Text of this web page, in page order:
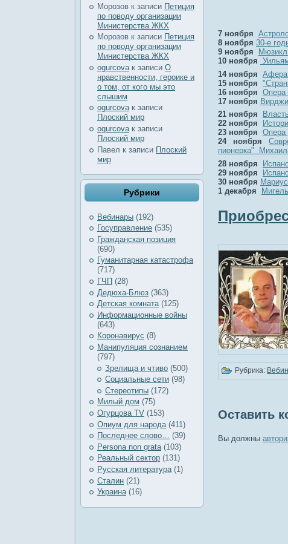
Морозов к записи Петиция
по поводу организации
Министерства ЖКХ
Морозов к записи Петиция
по поводу организации
Министерства ЖКХ
ogurcova к записи О
нравственности, героике и
о том, от кого мы это
слышим
ogurcovaк записи
Плоский мир
ogurcova к записи
Плоский мир
Павел к записи Плоский
мир
Рубрики
Вебинары (192)
Госуправление (535)
Гражданская позиция
(690)
Гуманитарная катастрофа
(717)
ГЧП (28)
Дедюха-Блюз (363)
Детская комната(125)
Информационные войны
(643)
Коронавирус (8)
Манипуляция сознанием
(797)
Зрелища и чтиво (500)
Социальные сети (98)
Стереотипы (172)
Милый дом (75)
Огурцова TV (153)
Опиум для народа (411)
Последнее слово… (39)
Рersona non grata (103)
Реальный сектор (131)
Русская литература (1)
Сталин (21)
Украина(16)
7 ноября
8 ноября 30-е
9 ноября
Мюзикл
10 ноября
14 ноября Афера
15 ноября
16 ноября Опера
17 ноября
21 ноября
22 ноября
23 ноября Опера
24 ноября
пионерка"
28 ноября
29 ноября
30 ноября
1 декабря
Рубрика:
Оставить
Вы должны